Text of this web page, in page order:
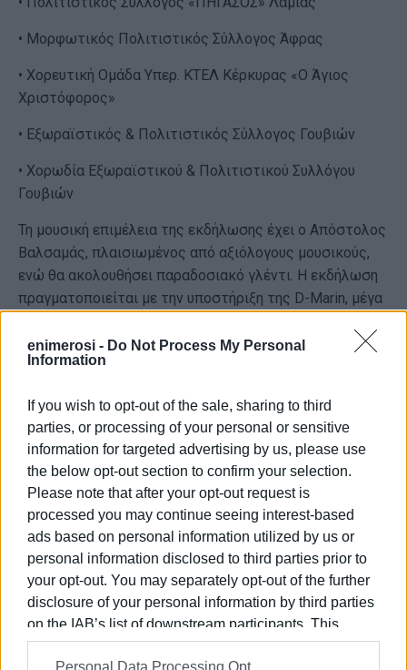
enimerosi - Do Not Process My Personal
Information
If you wish to opt-out of the sale, sharing to third
parties, or processing of your personal or sensitive
information for targeted advertising by us, please use
the below opt-out section to confirm your selection.
Please note that after your opt-out request is
processed you may continue seeing interest-based
ads based on personal information utilized by us or
personal information disclosed to third parties prior to
your opt-out. You may separately opt-out of the further
disclosure of your personal information by third parties
on the IAB’s list of downstream participants. This
information may also be disclosed by us to third parties
Personal Data Processing Opt
• Μορφωτικός Πολιτιστικός Σύλλογος Άφρας
• Χορευτική Ομάδα Υπερ. ΚΤΕΛ Κέρκυρας «Ο Άγιος
Χριστόφορος»
• Εξωραϊστικός & Πολιτιστικός Σύλλογος Γουβιών
• Χορωδία Εξωραϊστικού & Πολιτιστικού Συλλόγου
Γουβιών
Τη μουσική επιμέλεια της εκδήλωσης έχει ο Απόστολος
Βαλσαμάς, πλαισιωμένος από αξιόλογους μουσικούς,
ενώ θα ακολουθήσει παραδοσιακό γλέντι. Η εκδήλωση
πραγματοποιείται με την υποστήριξη της D-Marin, μέγα
Η είσοδος είναι ελεύθερη για το κοινό.
Εμφανίσεις: 583
ΕΛΕΝΗ ΚΟΡΩΝΑΚΗ